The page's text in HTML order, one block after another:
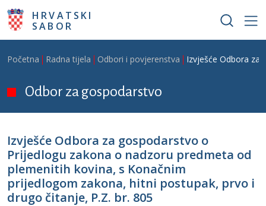
Skoči na glavni sadržaj
HRVATSKI
SABOR
Breadcrumb
Početna Radna tijela Odbori i povjerenstva Izvješće Odbora za
Odbor za gospodarstvo
Izvješće Odbora za gospodarstvo o
Prijedlogu zakona o nadzoru predmeta od
plemenitih kovina, s Konačnim
prijedlogom zakona, hitni postupak, prvo i
drugo čitanje, P.Z. br. 805